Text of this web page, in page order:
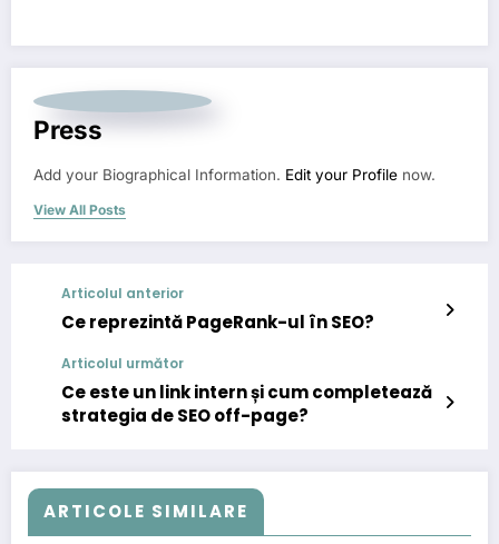
Press
Add your Biographical Information. Edit your Profile now.
View All Posts
Articolul anterior
Ce reprezintă PageRank-ul în SEO?
Articolul următor
Ce este un link intern și cum completează
strategia de SEO off-page?
ARTICOLE SIMILARE